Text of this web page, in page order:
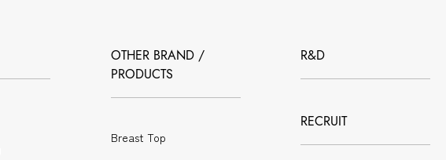
OTHER BRAND /
PRODUCTS
Breast Top
R&D
RECRUIT